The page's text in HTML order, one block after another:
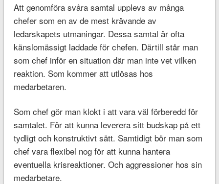
Att genomföra svåra samtal upplevs av många
chefer som en av de mest krävande av
ledarskapets utmaningar. Dessa samtal är ofta
känslomässigt laddade för chefen. Därtill står man
som chef inför en situation där man inte vet vilken
reaktion. Som kommer att utlösas hos
medarbetaren.
Som chef gör man klokt i att vara väl förberedd för
samtalet. För att kunna leverera sitt budskap på ett
tydligt och konstruktivt sätt. Samtidigt bör man som
chef vara flexibel nog för att kunna hantera
eventuella krisreaktioner. Och aggressioner hos sin
medarbetare.